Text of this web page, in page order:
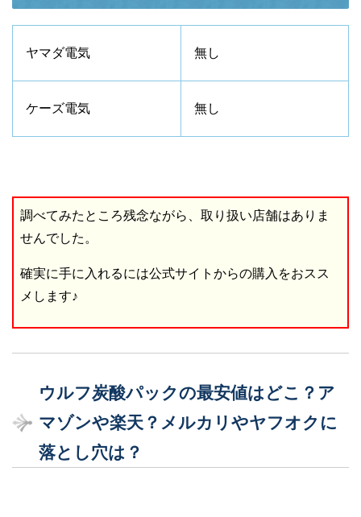
ヤマダ電気 無し
ケーズ電気 無し
調べてみたところ残念ながら、取り扱い店舗はありま
せんでした。
確実に手に入れるには公式サイトからの購入をおスス
メします♪
ウルフ炭酸パックの最安値はどこ？ア
マゾンや楽天？メルカリやヤフオクに
落とし穴は？